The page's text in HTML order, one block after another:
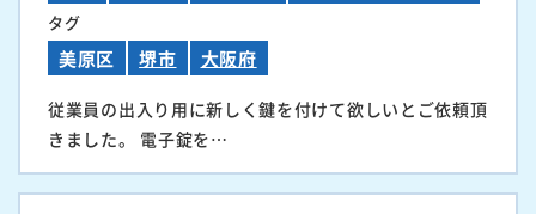
タグ
美原区 堺市 大阪府
従業員の出入り用に新しく鍵を付けて欲しいとご依頼頂
きました。 電子錠を…